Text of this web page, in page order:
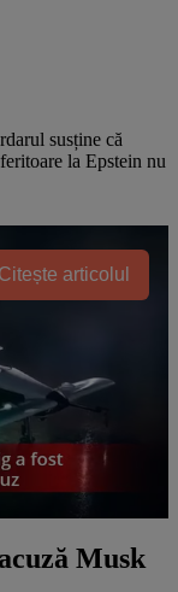
susține că
la Epstein nu
Citește articolul
Musk